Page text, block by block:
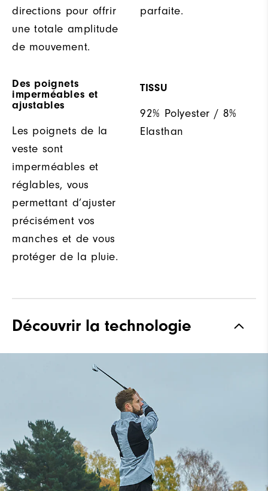
directions pour offrir
une totale amplitude
de mouvement.
parfaite.
Des poignets
imperméables et
ajustables
Les poignets de la
veste sont
imperméables et
réglables, vous
permettant d’ajuster
précisément vos
manches et de vous
protéger de la pluie.
TISSU
92% Polyester / 8%
Elasthan
Découvrir la technologie